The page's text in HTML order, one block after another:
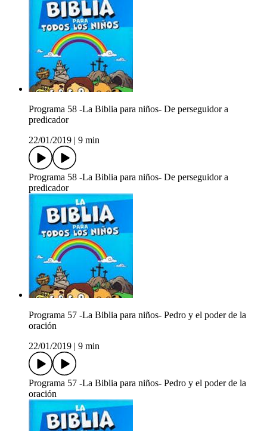
Programa 58 -La Biblia para niños- De perseguidor a
predicador
22/01/2019
9 min
Programa 58 -La Biblia para niños- De perseguidor a
predicador
Programa 57 -La Biblia para niños- Pedro y el poder de la
oración
22/01/2019
9 min
Programa 57 -La Biblia para niños- Pedro y el poder de la
oración